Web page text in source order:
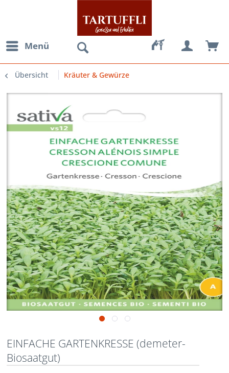
Menü
Übersicht Kräuter & Gewürze
EINFACHE GARTENKRESSE (demeter-
Biosaatgut)